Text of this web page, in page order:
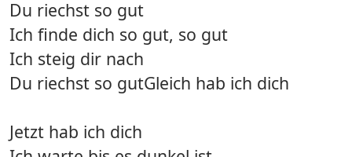
Du riechst so gut
Ich finde dich so gut, so gut
Ich steig dir nach
Du riechst so gutGleich hab ich dich
Jetzt hab ich dich